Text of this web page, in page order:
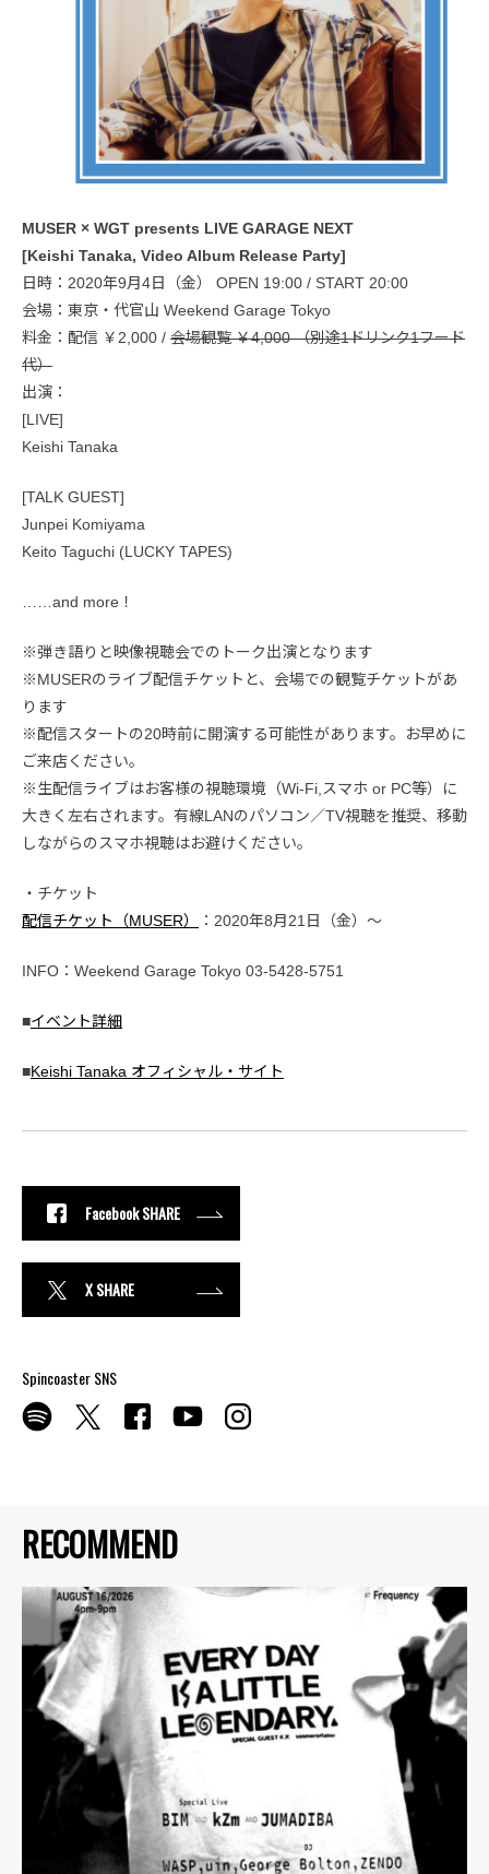
RECOMMEND
MUSER × WGT presents LIVE GARAGE NEXT
[Keishi Tanaka, Video Album Release Party]
日時：2020年9月4日（金） OPEN 19:00 / START 20:00
会場：東京・代官山 Weekend Garage Tokyo
料金：配信 ￥2,000 / 会場観覧 ￥4,000 （別途1ドリンク1フード
代）
出演：
[LIVE]
Keishi Tanaka
[TALK GUEST]
Junpei Komiyama
Keito Taguchi (LUCKY TAPES)
……and more！
※弾き語りと映像視聴会でのトーク出演となります
※MUSERのライブ配信チケットと、会場での観覧チケットがあ
ります
※配信スタートの20時前に開演する可能性があります。お早めに
ご来店ください。
※生配信ライブはお客様の視聴環境（Wi-Fi,スマホ or PC等）に
大きく左右されます。有線LANのパソコン／TV視聴を推奨、移動
しながらのスマホ視聴はお避けください。
・チケット
配信チケット（MUSER）
：2020年8月21日（金）〜
INFO：Weekend Garage Tokyo 03-5428-5751
■イベント詳細
■Keishi Tanaka オフィシャル・サイト
Facebook SHARE
X SHARE
Spincoaster SNS